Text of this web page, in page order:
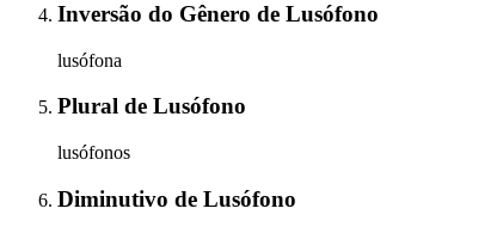
Inversão do Gênero de Lusófono
lusófona
Plural de Lusófono
lusófonos
Diminutivo de Lusófono